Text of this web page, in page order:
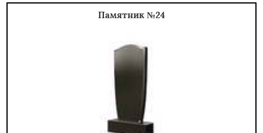
Памятник №24